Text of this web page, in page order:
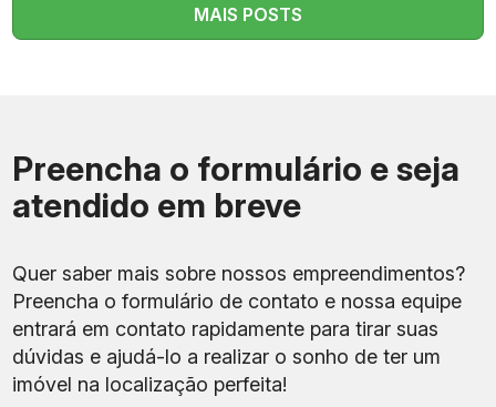
MAIS POSTS
Preencha o formulário e seja
atendido em breve
Quer saber mais sobre nossos empreendimentos?
Preencha o formulário de contato e nossa equipe
entrará em contato rapidamente para tirar suas
dúvidas e ajudá-lo a realizar o sonho de ter um
imóvel na localização perfeita!